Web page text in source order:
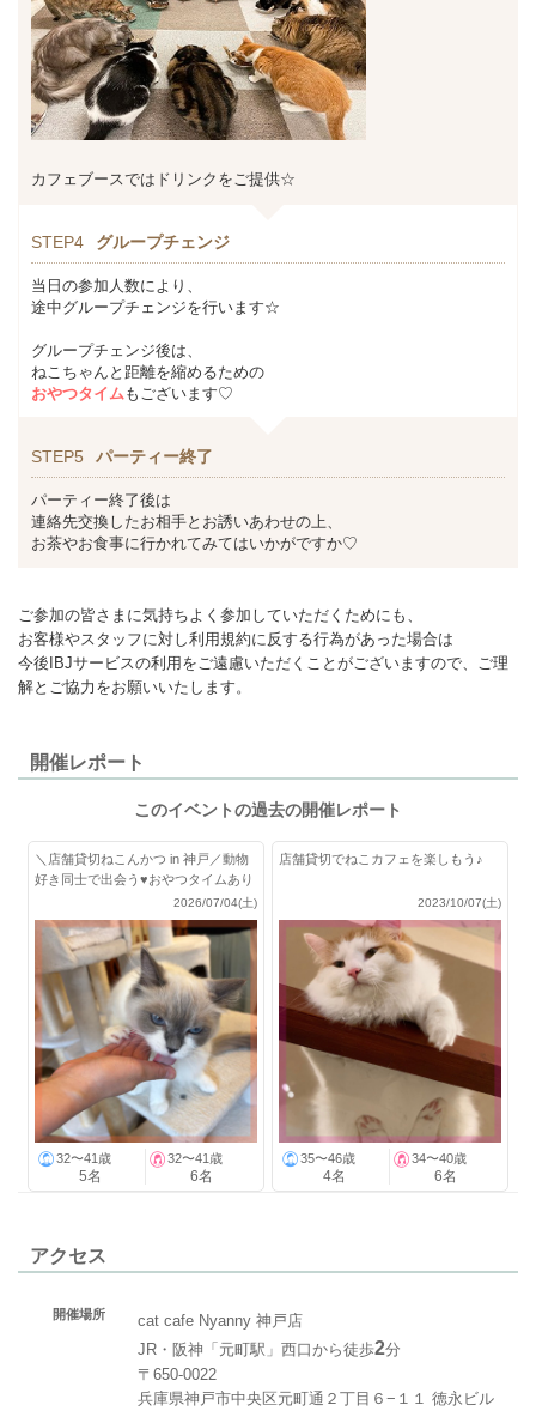
カフェブースではドリンクをご提供☆
STEP4 グループチェンジ
当日の参加人数により、
途中グループチェンジを行います☆
グループチェンジ後は、
ねこちゃんと距離を縮めるための
おやつタイム もございます♡
STEP5 パーティー終了
パーティー終了後は
連絡先交換したお相手とお誘いあわせの上、
お茶やお食事に行かれてみてはいかがですか♡
ご参加の皆さまに気持ちよく参加していただくためにも、
お客様やスタッフに対し利用規約に反する行為があった場合は
今後IBJサービスの利用をご遠慮いただくことがございますので、ご理
解とご協力をお願いいたします。
開催レポート
このイベントの過去の開催レポート
＼店舗貸切ねこんかつ in 神戸／動物
好き同士で出会う♥おやつタイムあり
2026/07/04(土)
32〜41歳
5名
32〜41歳
6名
店舗貸切でねこカフェを楽しもう♪
2023/10/07(土)
35〜46歳
4名
34〜40歳
6名
アクセス
開催場所
cat cafe Nyanny 神戸店
JR・阪神「元町駅」西口から徒歩2分
〒650-0022
兵庫県神戸市中央区元町通２丁目６−１１ 徳永ビル